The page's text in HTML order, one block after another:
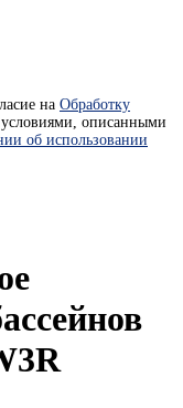
на Обработку
описанными
об использовании